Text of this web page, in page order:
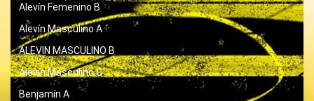
Alevín Femenino B
Alevín Masculino A
ALEVIN MASCULINO B
Alevín Masculino C
Benjamín A